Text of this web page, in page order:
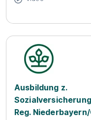
Ausbildung z.
Reg.